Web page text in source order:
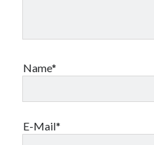
Name*
E-Mail*